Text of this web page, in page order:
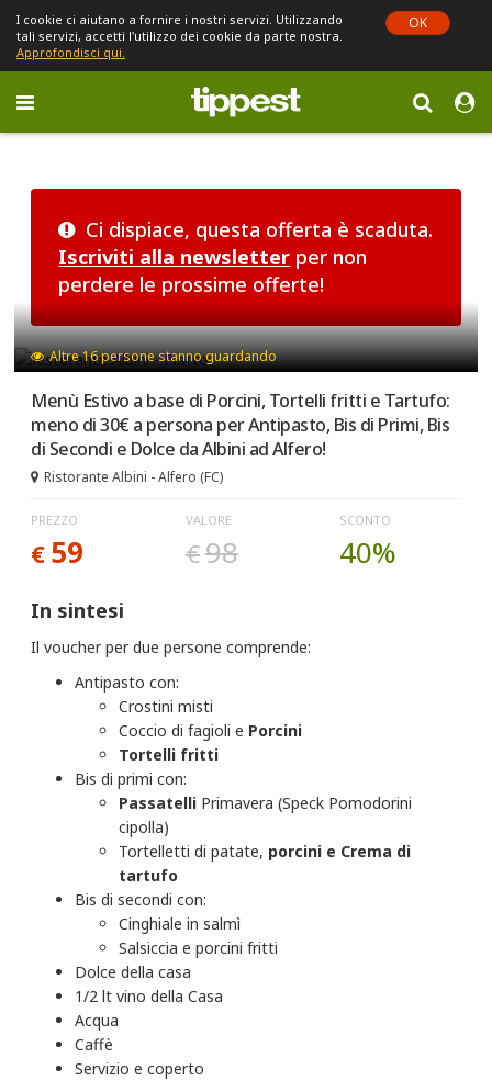
I cookie ci aiutano a fornire i nostri servizi. Utilizzando
tali servizi, accetti l'utilizzo dei cookie da parte nostra.
Approfondisci qui.
OK
Toggle
navigation
Ci dispiace, questa offerta è scaduta.
Iscriviti alla newsletter per non
perdere le prossime offerte!
Altre16persone stanno guardando
Menù Estivo a base di Porcini, Tortelli fritti e Tartufo:
meno di 30€ a persona per Antipasto, Bis di Primi, Bis
di Secondi e Dolce da Albini ad Alfero!
Ristorante Albini - Alfero (FC)
PREZZO
€ 59
VALORE
€98
SCONTO
40%
In sintesi
Il voucher per due persone comprende:
Antipasto con:
Crostini misti
Coccio di fagioli e Porcini
Tortelli fritti
Bis di primi con:
Passatelli Primavera (Speck Pomodorini
cipolla)
Tortelletti di patate, porcini e Crema di
tartufo
Bis di secondi con:
Cinghiale in salmì
Salsiccia e porcini fritti
Dolce della casa
1/2 lt vino della Casa
Acqua
Caffè
Servizio e coperto